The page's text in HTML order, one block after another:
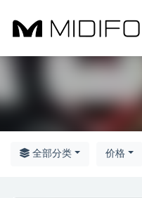
全部分类 价格